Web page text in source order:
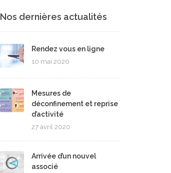
Nos dernières actualités
Rendez vous en ligne
10 mai 2020
Mesures de
déconfinement et reprise
d’activité
27 avril 2020
Arrivée d’un nouvel
associé